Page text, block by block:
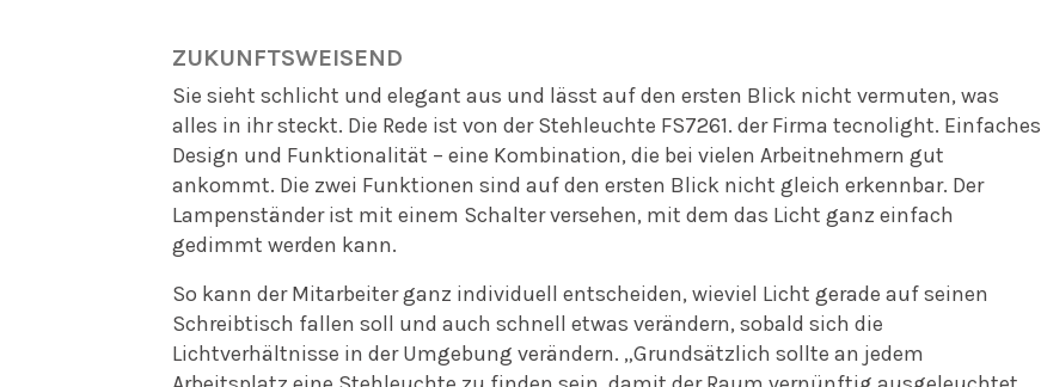
ZUKUNFTSWEISEND
Sie sieht schlicht und elegant aus und lässt auf den ersten Blick nicht vermuten, was
alles in ihr steckt. Die Rede ist von der Stehleuchte FS7261. der Firma tecnolight. Einfaches
Design und Funktionalität – eine Kombination, die bei vielen Arbeitnehmern gut
ankommt. Die zwei Funktionen sind auf den ersten Blick nicht gleich erkennbar. Der
Lampenständer ist mit einem Schalter versehen, mit dem das Licht ganz einfach
gedimmt werden kann.
So kann der Mitarbeiter ganz individuell entscheiden, wieviel Licht gerade auf seinen
Schreibtisch fallen soll und auch schnell etwas verändern, sobald sich die
Lichtverhältnisse in der Umgebung verändern. „Grundsätzlich sollte an jedem